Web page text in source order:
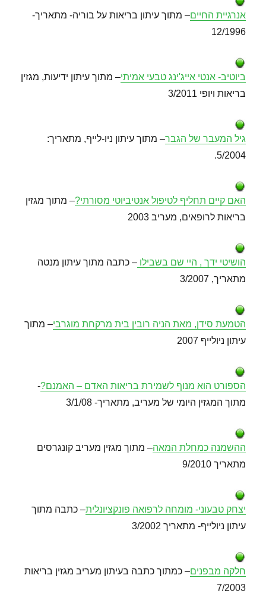
אנרגיית החיים– מתוך עיתון בריאות על בוריה- מתאריך-
12/1996
ביוטיב- אנטי אייג'ינג טבעי אמיתי– מתוך עיתון ידיעות, מגזין
בריאות ויופי 3/2011
גיל המעבר של הגבר– מתוך עיתון ניו-לייף, מתאריך:
5/2004.
האם קיים תחליף לטיפול אנטיביוטי מסורתי?– מתוך מגזין
בריאות לרופאים, מעריב 2003
הושיטי ידך , היי שם בשבילו– כתבה מתוך עיתון מנטה
מתאריך, 3/2007
הטמעת סידן, מאת הניה רובין בית מרקחת מוגרבי– מתוך
עיתון ניולייף 2007
הספורט הוא מנוף לשמירת בריאות האדם – האמנם?-
מתוך המגזין היומי של מעריב, מתאריך- 3/1/08
ההשמנה כמחלת המאה– מתוך מגזין מעריב קונגרסים
מתאריך 9/2010
יצחק טבעוני- מומחה לרפואה פונקציונלית– כתבה מתוך
עיתון ניולייף- מתאריך 3/2002
חלקה מבפנים– כמתוך כתבה בעיתון מעריב מגזין בריאות
7/2003